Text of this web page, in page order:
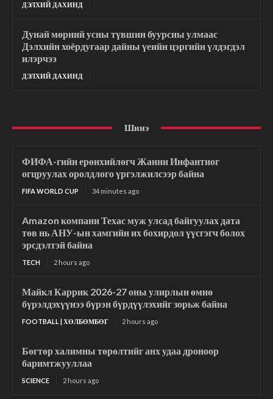
ДЭЛХИЙ ДАХИНД
Дунай мөрний усны түвшин буурсны улмаас
Дэлхийн хоёрдугаар дайны үеийн цэргийн үлдэгдэл
илэрчээ
ДЭЛХИЙ ДАХИНД
Шинэ
ФИФА-гийн ерөнхийлөгч Жанни Инфантиог
огцруулах оролдлого үргэлжилсээр байна
FIFA WORLD CUP 34 minutes ago
Amazon компани Техас муж улсад байгуулах дата
төв нь АНУ-ын хамгийн их бохирдол үүсгэгч болох
эрсдэлтэй байна
TECH 2 hours ago
Майкл Каррик 2026-27 оны улирлын өмнө
бүрэлдэхүүнээ бүрэн бүрдүүлэхийг зорьж байна
FOOTBALL | ХӨЛБӨМБӨГ 2 hours ago
Бөгтөр халимны төрөлтийг анх удаа дроноор
баримтжууллаа
SCIENCE 2 hours ago